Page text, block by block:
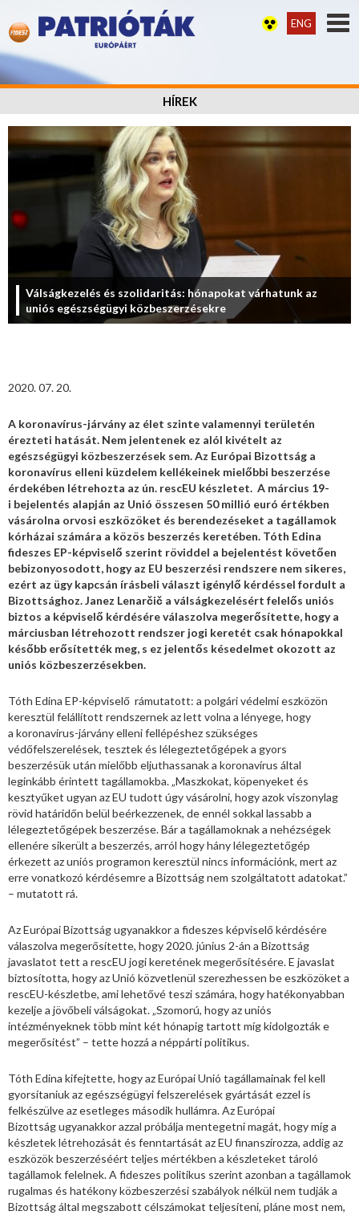
ENG
HÍREK
Válságkezelés és szolidaritás: hónapokat várhatunk az
uniós egészségügyi közbeszerzésekre
2020. 07. 20.
A koronavírus-járvány az élet szinte valamennyi területén
érezteti hatását. Nem jelentenek ez alól kivételt az
egészségügyi közbeszerzések sem. Az Európai Bizottság a
koronavírus elleni küzdelem kellékeinek mielőbbi beszerzése
érdekében létrehozta az ún. rescEU készletet. A március 19-
i bejelentés alapján az Unió összesen 50 millió euró értékben
vásárolna orvosi eszközöket és berendezéseket a tagállamok
kórházai számára a közös beszerzés keretében. Tóth Edina
fideszes EP-képviselő szerint röviddel a bejelentést követően
bebizonyosodott, hogy az EU beszerzési rendszere nem sikeres,
ezért az ügy kapcsán írásbeli választ igénylő kérdéssel fordult a
Bizottsághoz. Janez Lenarčič a válságkezelésért felelős uniós
biztos a képviselő kérdésére válaszolva megerősítette, hogy a
márciusban létrehozott rendszer jogi keretét csak hónapokkal
később erősítették meg, s ez jelentős késedelmet okozott az
uniós közbeszerzésekben.
Tóth Edina EP-képviselő rámutatott: a polgári védelmi eszközön
keresztül felállított rendszernek az lett volna a lényege, hogy
a koronavírus-járvány elleni fellépéshez szükséges
védőfelszerelések, tesztek és lélegeztetőgépek a gyors
beszerzésük után mielőbb eljuthassanak a koronavírus által
leginkább érintett tagállamokba. „Maszkokat, köpenyeket és
kesztyűket ugyan az EU tudott úgy vásárolni, hogy azok viszonylag
rövid határidőn belül beérkezzenek, de ennél sokkal lassabb a
lélegeztetőgépek beszerzése. Bár a tagállamoknak a nehézségek
ellenére sikerült a beszerzés, arról hogy hány lélegeztetőgép
érkezett az uniós programon keresztül nincs információnk, mert az
erre vonatkozó kérdésemre a Bizottság nem szolgáltatott adatokat.”
– mutatott rá.
Az Európai Bizottság ugyanakkor a fideszes képviselő kérdésére
válaszolva megerősítette, hogy 2020. június 2-án a Bizottság
javaslatot tett a rescEU jogi keretének megerősítésére. E javaslat
biztosította, hogy az Unió közvetlenül szerezhessen be eszközöket a
rescEU-készletbe, ami lehetővé teszi számára, hogy hatékonyabban
kezelje a jövőbeli válságokat. „Szomorú, hogy az uniós
intézményeknek több mint két hónapig tartott míg kidolgozták e
megerősítést” – tette hozzá a néppárti politikus.
Tóth Edina kifejtette, hogy az Európai Unió tagállamainak fel kell
gyorsítaniuk az egészségügyi felszerelések gyártását ezzel is
felkészülve az esetleges második hullámra. Az Európai
Bizottság ugyanakkor azzal próbálja mentegetni magát, hogy míg a
készletek létrehozását és fenntartását az EU finanszírozza, addig az
eszközök beszerzéséért teljes mértékben a készleteket tároló
tagállamok felelnek. A fideszes politikus szerint azonban a tagállamok
rugalmas és hatékony közbeszerzési szabályok nélkül nem tudják a
Bizottság által megszabott célszámokat teljesíteni, pláne most nem,